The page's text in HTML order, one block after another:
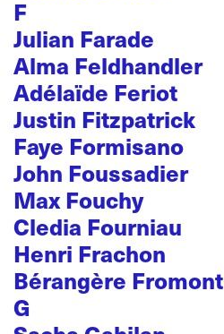
F
Julian Farade
Alma Feldhandler
Adélaïde Feriot
Justin Fitzpatrick
Faye Formisano
John Foussadier
Max Fouchy
Cledia Fourniau
Henri Frachon
Bérangère Fromont
G